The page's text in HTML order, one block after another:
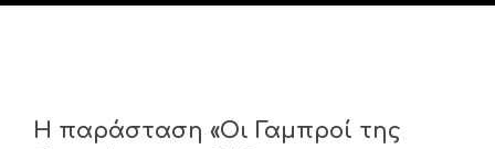
Η παράσταση «Οι Γαμπροί της